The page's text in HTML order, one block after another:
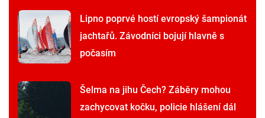
Lipno poprvé hostí evropský šampionát
jachtařů. Závodníci bojují hlavně s
počasím
Šelma na jihu Čech? Záběry mohou
zachycovat kočku, policie hlášení dál